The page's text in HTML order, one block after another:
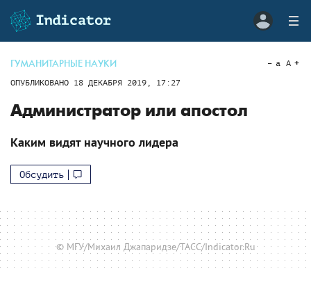
ГУМАНИТАРНЫЕ НАУКИ
ОПУБЛИКОВАНО 18 ДЕКАБРЯ 2019, 17:27
a A
Администратор или апостол
Каким видят научного лидера
Обсудить
© МГУ/Михаил Джапаридзе/ТАСС/Indicator.Ru